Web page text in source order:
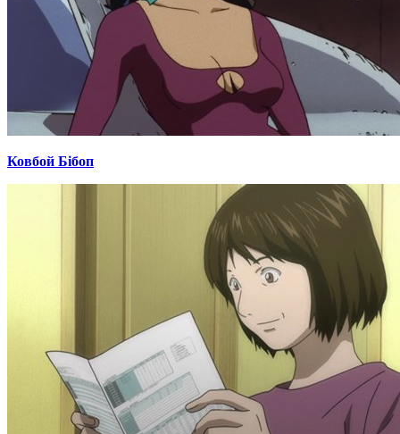
Ковбой Бібоп